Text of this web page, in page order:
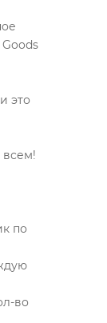
это
всем!
по
во